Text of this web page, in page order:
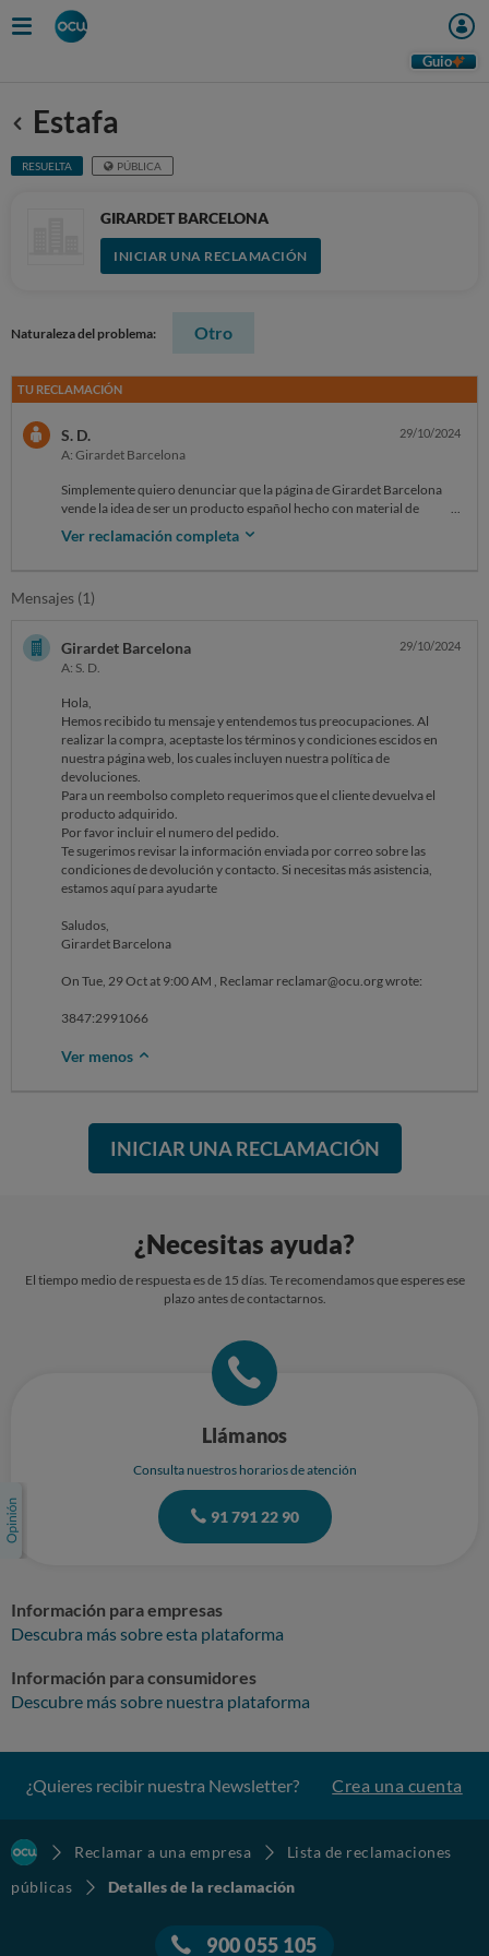
Guio
Anterior
Estafa
RESUELTA PÚBLICA
GIRARDET BARCELONA
INICIAR UNA RECLAMACIÓN
Naturaleza del problema: Otro
TU RECLAMACIÓN
S. D.
A: Girardet Barcelona
29/10/2024
Simplemente quiero denunciar que la página de Girardet Barcelona
vende la idea de ser un producto español hecho con material de
calidad, con buena confección (además de que lo pone en la página, los
precios sugieren eso mismo) y con atención a la huella de carbono y al
primer pedido, la calidad de la tela es horrible, el patronaje no se
abrocha con un botón pero el botón es cutre y encima no hay agujero
para engancharlo), la tela está desgastada en varios sitios y el tacto y el
cuerpo no es de buena calidad.
Y viendo cómo hacer la devolución admiten que son productos
hechos en China.
Estoy completamente decepcionada.
Ver reclamación completa
Mensajes (1)
Girardet Barcelona
A: S. D.
29/10/2024
Hola,
Hemos recibido tu mensaje y entendemos tus preocupaciones. Al
realizar la compra, aceptaste los términos y condiciones escidos en
nuestra página web, los cuales incluyen nuestra política de
devoluciones.
Para un reembolso completo requerimos que el cliente devuelva el
producto adquirido.
Por favor incluir el numero del pedido.
Te sugerimos revisar la información enviada por correo sobre las
condiciones de devolución y contacto. Si necesitas más asistencia,
estamos aquí para ayudarte
Saludos,
Girardet Barcelona
On Tue, 29 Oct at 9:00 AM , Reclamar reclamar@ocu.org wrote: ‌‌‌‌‌‌‌‌‌‌‌‌‌‌‌‌‌‌‌‌‌‌‌‌‌‌‌‌‌‌‌‌‌‌‌‌‌‌‌‌‌‌‌‌‌‌‌‌‌‌‌‌‌‌‌‌‌‌‌‌
3847:2991066
Ver menos
INICIAR UNA RECLAMACIÓN
¿Necesitas ayuda?
El tiempo medio de respuesta es de 15 días. Te recomendamos que esperes ese
plazo antes de contactarnos.
Llámanos
Consulta nuestros horarios de atención
91 791 22 90
Información para empresas
Descubra más sobre esta plataforma
Información para consumidores
Descubre más sobre nuestra plataforma
¿Quieres recibir nuestra Newsletter? Crea una cuenta
Reclamar a una empresa
Lista de reclamaciones
públicas
Detalles de la reclamación
900 055 105